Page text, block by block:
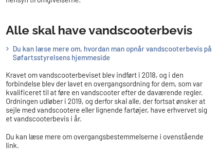
Alle skal have vandscooterbevis
Du kan læse mere om, hvordan man opnår vandscooterbevis på
Søfartsstyrelsens hjemmeside
Kravet om vandscooterbeviset blev indført i 2018, og i den
forbindelse blev der lavet en overgangsordning for dem, som var
kvalificeret til at føre en vandscooter efter de daværende regler.
Ordningen udløber i 2019, og derfor skal alle, der fortsat ønsker at
sejle med vandscootere eller lignende fartøjer, have erhvervet sig
et vandscooterbevis i år.
Du kan læse mere om overgangsbestemmelserne i ovenstående
link.